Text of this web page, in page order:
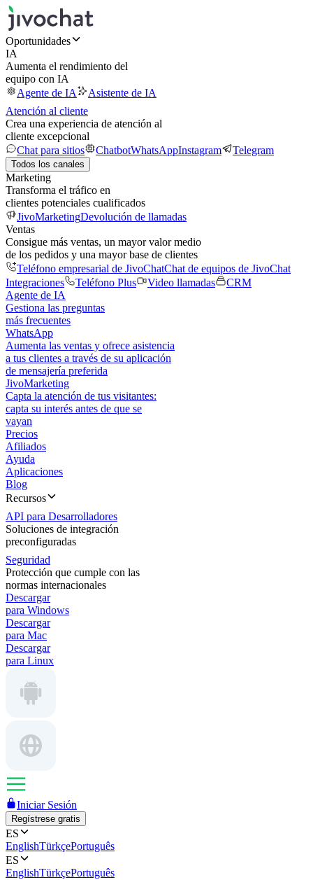
Oportunidades
IA
Aumenta el rendimiento del
equipo con IA
Agente de IA
Asistente de IA
Atención al cliente
Crea una experiencia de atención al
cliente excepcional
Chat para sitios
ChatbotWhatsAppInstagram Telegram
Todos los canales
Marketing
Transforma el tráfico en
clientes potenciales cualificados
JivoMarketingDevolución de llamadas
Ventas
Consigue más ventas, un mayor valor medio
de los pedidos y una mayor base de clientes
Teléfono empresarial de JivoChatChat de equipos de JivoChat
Integraciones
Teléfono Plus Video llamadas
CRM
Agente de IA
Gestiona las preguntas
más frecuentes
WhatsApp
Aumenta las ventas y ofrece asistencia
a tus clientes a través de su aplicación
de mensajería preferida
JivoMarketing
Capta la atención de tus visitantes:
capta su interés antes de que se
vayan
Precios
Afiliados
Ayuda
Aplicaciones
Blog
Recursos
API para Desarrolladores
Soluciones de integración
preconfiguradas
Seguridad
Protección que cumple con las
normas internacionales
Descargar
para Windows
Descargar
para Mac
Descargar
para Linux
Iniciar Sesión
Regístrese gratis
ES
EnglishTürkçePortuguês
ES
EnglishTürkçePortuguês